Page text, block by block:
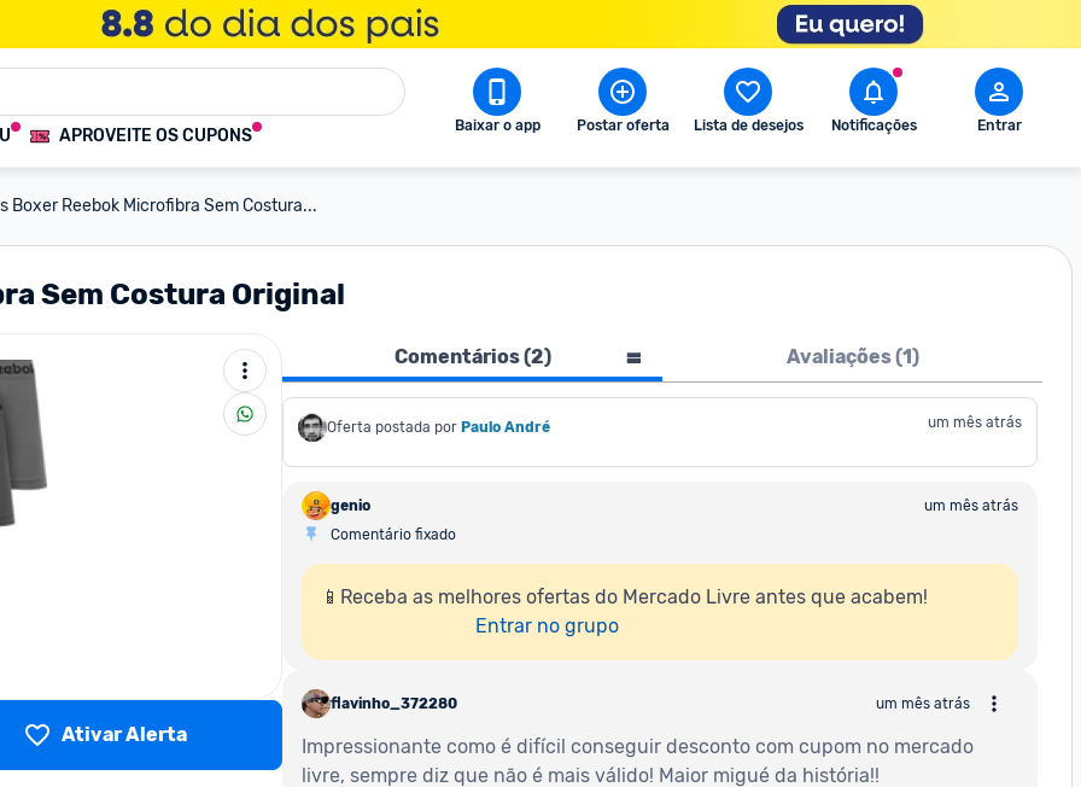
APROVEITE OS CUPONS Baixar o app Postar oferta Lista de desejos Notificações Entrar
Boxer Reebok Microfibra Sem Costura...
Sem Costura Original
Ativar Alerta
Comentários (2) Avaliações (1)
Oferta postada por Paulo André um mês atrás
genio
um mês atrás
Comentário fixado
📱Receba as melhores ofertas do Mercado Livre antes que acabem!
Entrar no grupo
flavinho_372280 um mês atrás
Impressionante como é difícil conseguir desconto com cupom no mercado
livre, sempre diz que não é mais válido! Maior migué da história!!